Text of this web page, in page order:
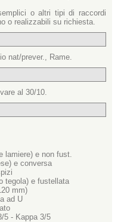
o altri tipi di raccordi
o realizzabili su richiesta.
nat/prever., Rame.
al 30/10.
lamiere) e non fust.
e conversa
tegola) e fustellata
mm)
ad U
5 - Kappa 3/5